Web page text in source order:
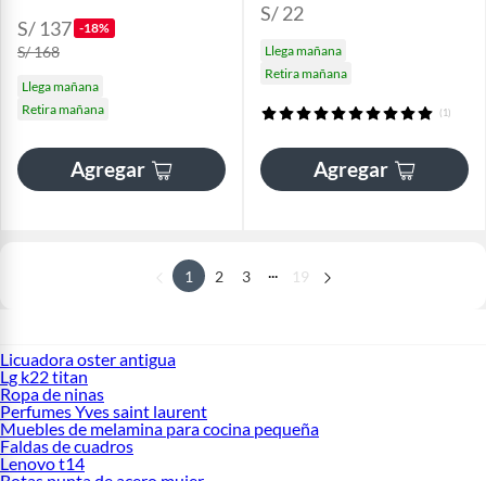
S/ 137 -18%
S/ 168
Llega mañana
Retira mañana
Agregar
S/ 22
Llega mañana
Retira mañana
(1)
Agregar
1 2 3 19
Licuadora oster antigua
Lg k22 titan
Ropa de ninas
Perfumes Yves saint laurent
Muebles de melamina para cocina pequeña
Faldas de cuadros
Lenovo t14